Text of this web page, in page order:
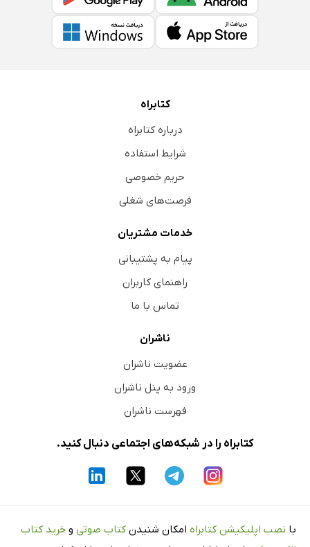
کتابراه
درباره کتابراه
شرایط استفاده
حریم خصوصی
فرصت‌های شغلی
خدمات مشتریان
پیام به پشتیبانی
راهنمای کاربران
تماس با ما
ناشران
عضویت ناشران
ورود به پنل ناشران
فهرست ناشران
کتابراه را در شبکه‌های اجتماعی دنبال کنید.
با نصب اپلیکیشن کتابراه امکان شنیدن کتاب صوتی و خرید کتاب